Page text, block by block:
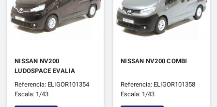
NISSAN NV200
LUDOSPACE EVALIA
Referencia: ELIGOR101354
Escala: 1/43
NISSAN NV200 COMBI
Referencia: ELIGOR101358
Escala: 1/43